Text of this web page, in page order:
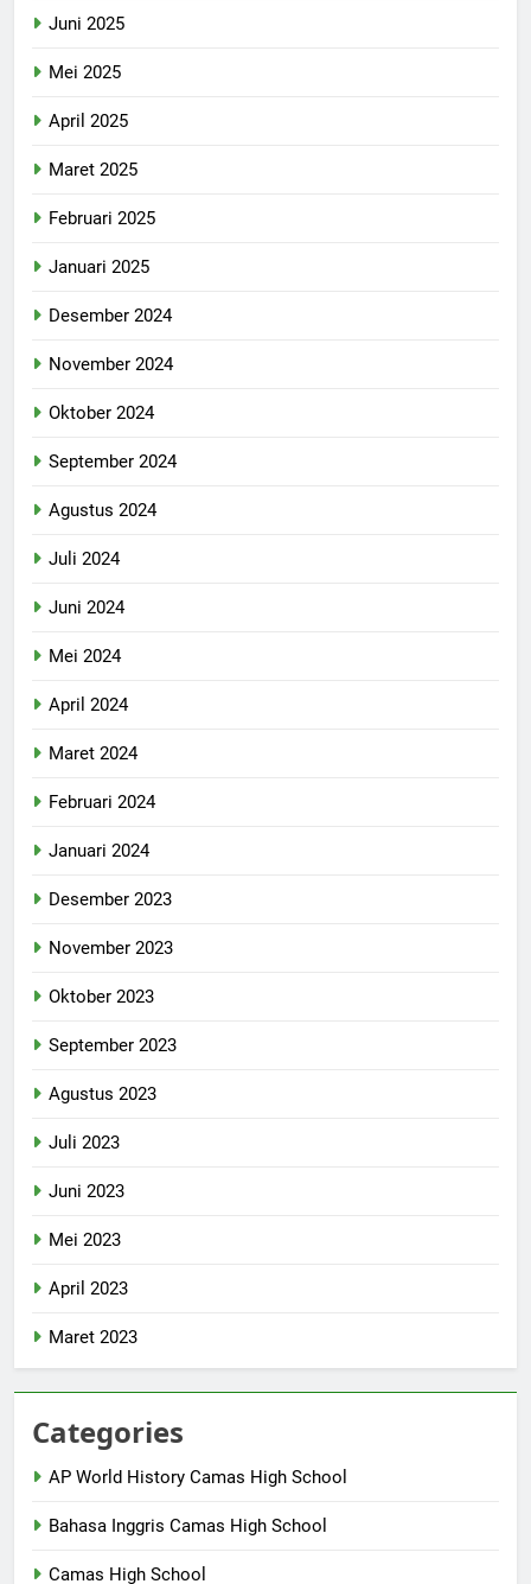
Juni 2025
Mei 2025
April 2025
Maret 2025
Februari 2025
Januari 2025
Desember 2024
November 2024
Oktober 2024
September 2024
Agustus 2024
Juli 2024
Juni 2024
Mei 2024
April 2024
Maret 2024
Februari 2024
Januari 2024
Desember 2023
November 2023
Oktober 2023
September 2023
Agustus 2023
Juli 2023
Juni 2023
Mei 2023
April 2023
Maret 2023
Categories
AP World History Camas High School
Bahasa Inggris Camas High School
Camas High School